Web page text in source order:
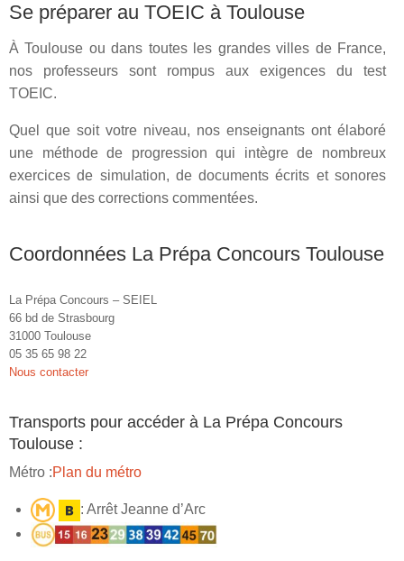
Se préparer au TOEIC à Toulouse
À Toulouse ou dans toutes les grandes villes de France,
nos professeurs sont rompus aux exigences du test
TOEIC.
Quel que soit votre niveau, nos enseignants ont élaboré
une méthode de progression qui intègre de nombreux
exercices de simulation, de documents écrits et sonores
ainsi que des corrections commentées.
Coordonnées La Prépa Concours Toulouse
La Prépa Concours – SEIEL
66 bd de Strasbourg
31000 Toulouse
05 35 65 98 22
Nous contacter
Transports pour accéder à La Prépa Concours
Toulouse :
Métro :Plan du métro
: Arrêt Jeanne d’Arc